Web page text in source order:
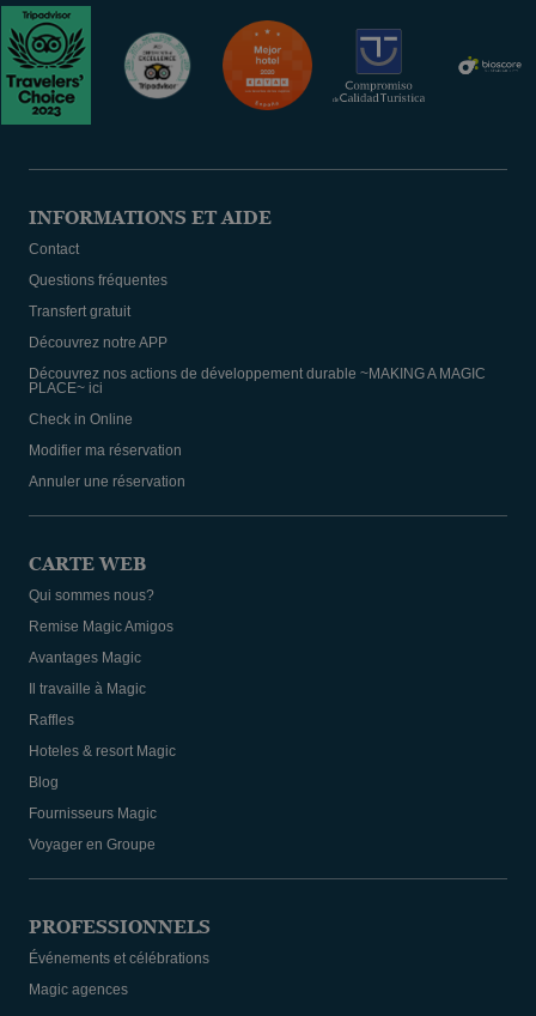
INFORMATIONS ET AIDE
Contact
Questions fréquentes
Transfert gratuit
Découvrez notre APP
Découvrez nos actions de développement durable ~MAKING A MAGIC
PLACE~ ici
Check in Online
Modifier ma réservation
Annuler une réservation
CARTE WEB
Qui sommes nous?
Remise Magic Amigos
Avantages Magic
Il travaille à Magic
Raffles
Hoteles & resort Magic
Blog
Fournisseurs Magic
Voyager en Groupe
PROFESSIONNELS
Événements et célébrations
Magic agences